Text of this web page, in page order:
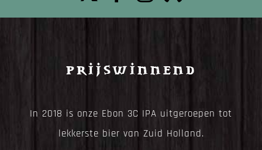
Prijswinnend
In 2018 is onze Ebon 3C IPA uitgeroepen tot
lekkerste bier van Zuid Holland.